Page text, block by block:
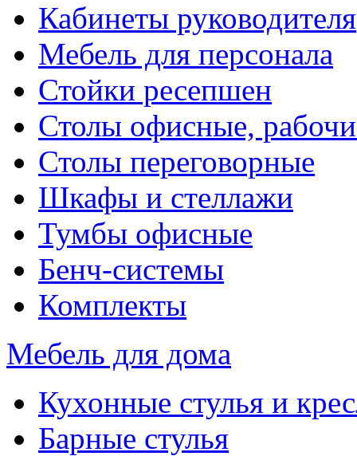
Кабинеты руководителя
Мебель для персонала
Стойки ресепшен
Столы офисные,
Столы переговорные
Шкафы и стеллажи
Тумбы офисные
Бенч-системы
Комплекты
Мебель для дома
Кухонные стулья и
Барные стулья